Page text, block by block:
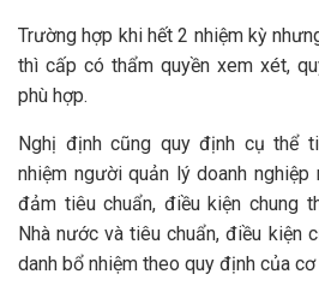
Trường hợp khi hết 2 nhiệm kỳ
thì cấp có thẩm quyền xem xét,
phù hợp.
Nghị định cũng quy định cụ thể
nhiệm người quản lý doanh nghiệp
đảm tiêu chuẩn, điều kiện chung
Nhà nước và tiêu chuẩn, điều kiện
danh bổ nhiệm theo quy định của